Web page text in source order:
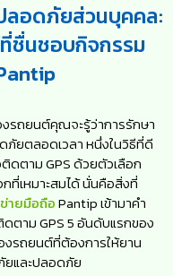
ลอดภัยส่วนบุคคล:
ชื่นชอบกิจกรรม
รถยนต์คุณจะรู้ว่าการรักษา
ยตลอดเวลา หนึ่งในวิธีที่ดี
ดตาม GPS ด้วยตัวเลือก
ที่เหมาะสมได้ นั่นคือสิ่งที่
ายมือถือPantip เข้ามาคำ
ตาม GPS 5 อันดับแรกของ
งรถยนต์ที่ต้องการให้ยาน
ยและปลอดภัย